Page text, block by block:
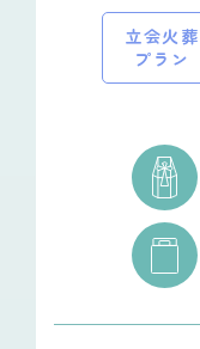
立会火葬
プラン